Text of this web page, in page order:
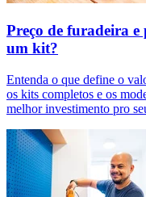
Preço de furadeira
um kit?
Entenda o que define o
os kits completos e os
melhor investimento pro